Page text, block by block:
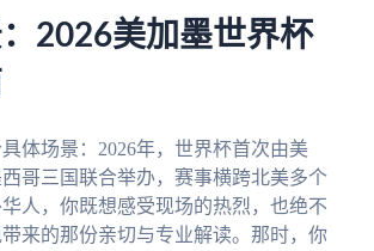
2026美加墨世界杯
体场景：2026年，世界杯首次由美
哥三国联合举办，赛事横跨北美多个
人，你既想感受现场的热烈，也绝不
来的那份亲切与专业解读。那时，你